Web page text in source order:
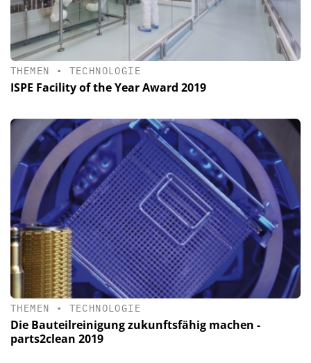
THEMEN • TECHNOLOGIE
ISPE Facility of the Year Award 2019
THEMEN • TECHNOLOGIE
Die Bauteilreinigung zukunftsfähig machen -
parts2clean 2019